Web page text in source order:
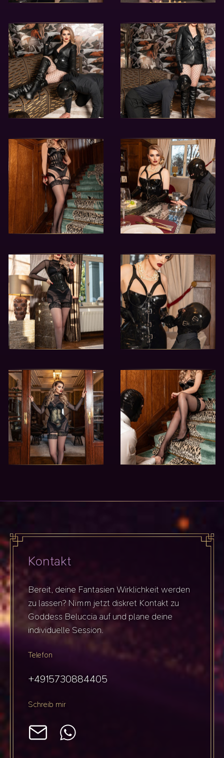
Kontakt
Bereit, deine Fantasien Wirklichkeit werden
zu lassen? Nimm jetzt diskret Kontakt zu
Goddess Beluccia auf und plane deine
individuelle Session.
Telefon
+4915730884405
Schreib mir